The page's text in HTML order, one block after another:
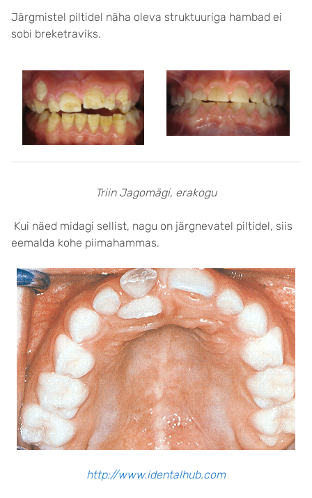
Järgmistel piltidel näha oleva struktuuriga hambad ei
sobi breketraviks.
Triin Jagomägi, erakogu
Kui näed midagi sellist, nagu on järgnevatel piltidel, siis
eemalda kohe piimahammas.
http://www.identalhub.com